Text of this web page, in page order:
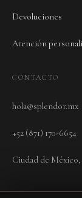
Devoluciones
Atención
CONTACTO
hola@splendor.mx
+52 (871) 170-6654
Ciudad de